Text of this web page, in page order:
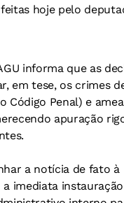
hoje pelo
informa que as
em tese, os crimes
Código Penal) e
apuração
a notícia de fato à
a imediata